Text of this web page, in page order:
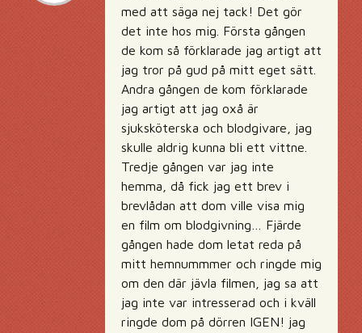
med att säga nej tack! Det gör
det inte hos mig. Första gången
de kom så förklarade jag artigt att
jag tror på gud på mitt eget sätt.
Andra gången de kom förklarade
jag artigt att jag oxå är
sjuksköterska och blodgivare, jag
skulle aldrig kunna bli ett vittne.
Tredje gången var jag inte
hemma, då fick jag ett brev i
brevlådan att dom ville visa mig
en film om blodgivning… Fjärde
gången hade dom letat reda på
mitt hemnummmer och ringde mig
om den där jävla filmen, jag sa att
jag inte var intresserad och i kväll
ringde dom på dörren IGEN! jag